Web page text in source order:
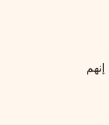
إنهم